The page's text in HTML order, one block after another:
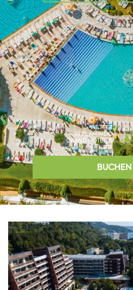
WETTER
IN FLAMINGO
GRAND HOTEL &
SPA
BUCHEN